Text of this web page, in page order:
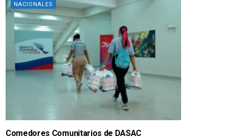
NACIONALES
Comedores Comunitarios de DASAC